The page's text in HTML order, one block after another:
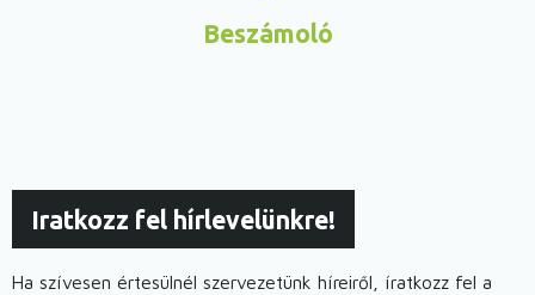
Beszámoló
Iratkozz fel hírlevelünkre!
Ha szívesen értesülnél szervezetünk híreiről, íratkozz fel a